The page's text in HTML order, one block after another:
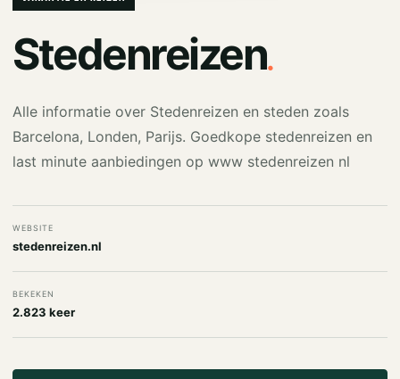
Stedenreizen.
Alle informatie over Stedenreizen en steden zoals
Barcelona, Londen, Parijs. Goedkope stedenreizen en
last minute aanbiedingen op www stedenreizen nl
WEBSITE
stedenreizen.nl
BEKEKEN
2.823 keer